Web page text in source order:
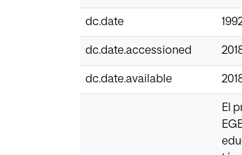
dc.date
dc.date.accessioned
dc.date.available
El